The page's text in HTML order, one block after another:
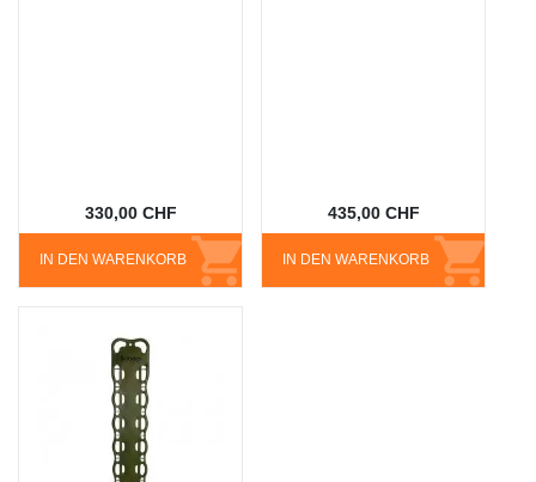
IN DEN WARENKORB
330,00 CHF
IN DEN WARENKORB
435,00 CHF